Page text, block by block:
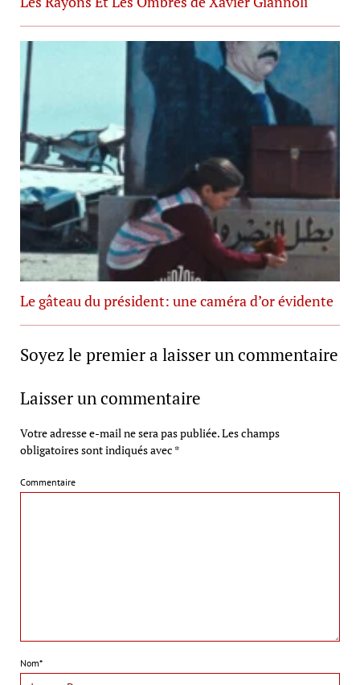
Le gâteau du président: une caméra d’or évidente
Soyez le premier a laisser un commentaire
Laisser un commentaire
Votre adresse e-mail ne sera pas publiée.Les champs
obligatoires sont indiqués avec *
Commentaire
Nom*